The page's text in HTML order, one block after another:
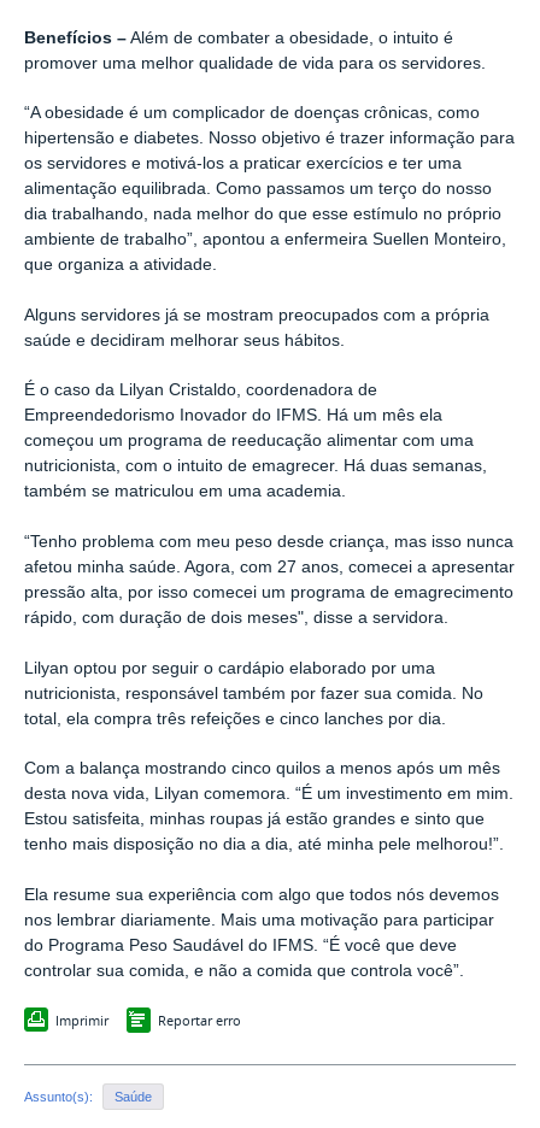
Benefícios – Além de combater a obesidade, o intuito é
promover uma melhor qualidade de vida para os servidores.
“A obesidade é um complicador de doenças crônicas, como
hipertensão e diabetes. Nosso objetivo é trazer informação para
os servidores e motivá-los a praticar exercícios e ter uma
alimentação equilibrada. Como passamos um terço do nosso
dia trabalhando, nada melhor do que esse estímulo no próprio
ambiente de trabalho”, apontou a enfermeira Suellen Monteiro,
que organiza a atividade.
Alguns servidores já se mostram preocupados com a própria
saúde e decidiram melhorar seus hábitos.
É o caso da Lilyan Cristaldo, coordenadora de
Empreendedorismo Inovador do IFMS. Há um mês ela
começou um programa de reeducação alimentar com uma
nutricionista, com o intuito de emagrecer. Há duas semanas,
também se matriculou em uma academia.
“Tenho problema com meu peso desde criança, mas isso nunca
afetou minha saúde. Agora, com 27 anos, comecei a apresentar
pressão alta, por isso comecei um programa de emagrecimento
rápido, com duração de dois meses", disse a servidora.
Lilyan optou por seguir o cardápio elaborado por uma
nutricionista, responsável também por fazer sua comida. No
total, ela compra três refeições e cinco lanches por dia.
Com a balança mostrando cinco quilos a menos após um mês
desta nova vida, Lilyan comemora. “É um investimento em mim.
Estou satisfeita, minhas roupas já estão grandes e sinto que
tenho mais disposição no dia a dia, até minha pele melhorou!”.
Ela resume sua experiência com algo que todos nós devemos
nos lembrar diariamente. Mais uma motivação para participar
do Programa Peso Saudável do IFMS. “É você que deve
controlar sua comida, e não a comida que controla você”.
Imprimir Reportar erro
Assunto(s): Saúde